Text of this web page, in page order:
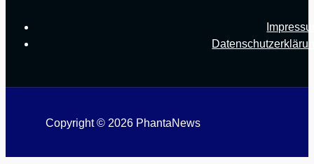
Copyright © 2026 PhantaNews